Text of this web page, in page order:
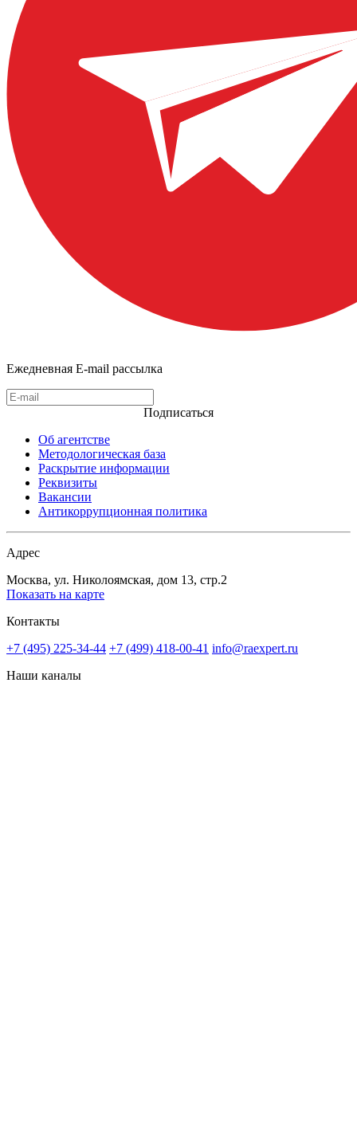
Ежедневная E-mail рассылка
Подписаться
Об агентстве
Методологическая база
Раскрытие информации
Реквизиты
Вакансии
Антикоррупционная политика
Адрес
Москва, ул. Николоямская, дом 13, стр.2
Показать на карте
Контакты
+7 (495) 225-34-44 +7 (499) 418-00-41 info@raexpert.ru
Наши каналы